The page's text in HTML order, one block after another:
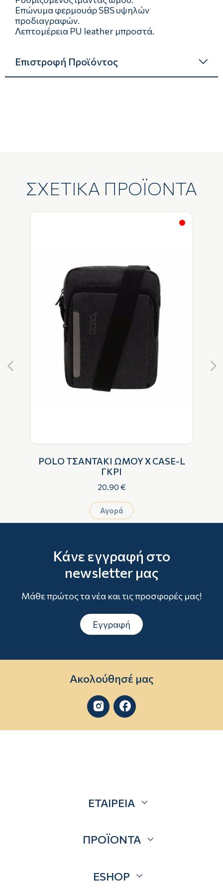
Επώνυμα φερμουάρ SBS υψηλών
προδιαγραφών.
Λεπτομέρεια PU leather μπροστά.
Επιστροφή Προϊόντος
ΣΧΕΤΙΚΑ ΠΡΟΪΟΝΤΑ
POLO ΤΣΑΝΤΑΚΙ ΩΜΟΥ X CASE-L
ΓΚΡΙ
20.90 €
Αγορά
Κάνε εγγραφή στο
newsletter μας
Μάθε πρώτος τα νέα και τις προσφορές μας!
Εγγραφή
Ακολούθησέ μας
 
ΕΤΑΙΡΕΙΑ
Επικοινωνία
ΠΡΟΪΟΝΤΑ
Brands
ESHOP